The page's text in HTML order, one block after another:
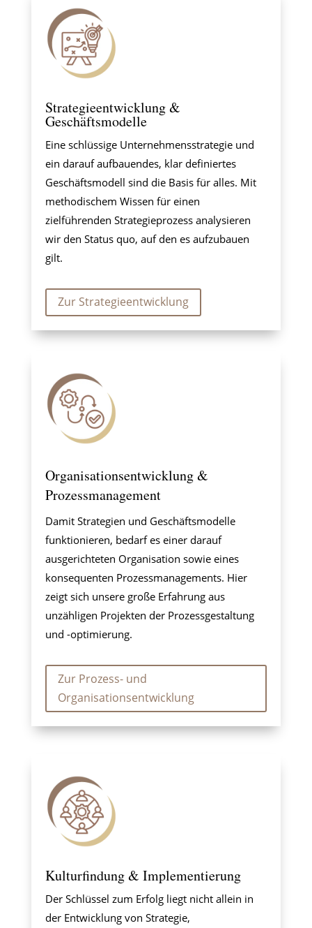
Strategieentwicklung &
Geschäftsmodelle
Eine schlüssige Unternehmensstrategie und
ein darauf aufbauendes, klar definiertes
Geschäftsmodell sind die Basis für alles. Mit
methodischem Wissen für einen
zielführenden Strategieprozess analysieren
wir den Status quo, auf den es aufzubauen
gilt.
Zur Strategieentwicklung
Organisationsentwicklung &
Prozessmanagement
Damit Strategien und Geschäftsmodelle
funktionieren, bedarf es einer darauf
ausgerichteten Organisation sowie eines
konsequenten Prozessmanagements. Hier
zeigt sich unsere große Erfahrung aus
unzähligen Projekten der Prozessgestaltung
und -optimierung.
Zur Prozess- und
Organisationsentwicklung
Kulturfindung & Implementierung
Der Schlüssel zum Erfolg liegt nicht allein in
der Entwicklung von Strategie,